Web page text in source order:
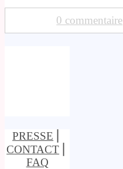
0 commentaire
PRESSE
CONTACT
FAQ